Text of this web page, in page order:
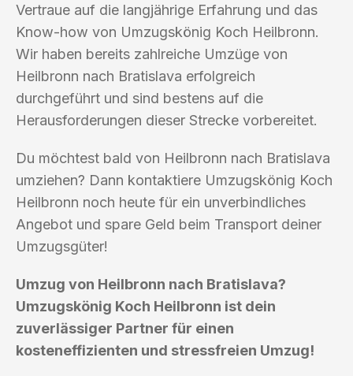
Vertraue auf die langjährige Erfahrung und das
Know-how von Umzugskönig Koch Heilbronn.
Wir haben bereits zahlreiche Umzüge von
Heilbronn nach Bratislava erfolgreich
durchgeführt und sind bestens auf die
Herausforderungen dieser Strecke vorbereitet.
Du möchtest bald von Heilbronn nach Bratislava
umziehen? Dann kontaktiere Umzugskönig Koch
Heilbronn noch heute für ein unverbindliches
Angebot und spare Geld beim Transport deiner
Umzugsgüter!
Umzug von Heilbronn nach Bratislava?
Umzugskönig Koch Heilbronn ist dein
zuverlässiger Partner für einen
kosteneffizienten und stressfreien Umzug!